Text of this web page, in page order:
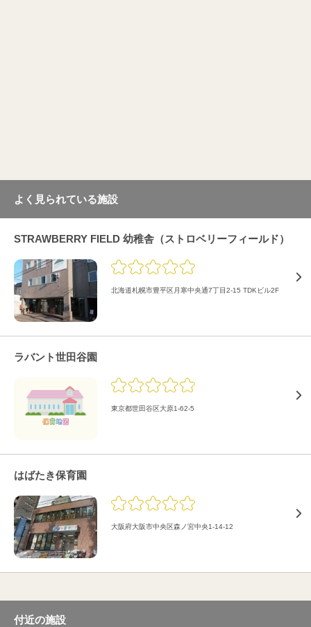
よく見られている施設
STRAWBERRY FIELD 幼稚舎（ストロベリーフィールド）
北海道札幌市豊平区月寒中央通7丁目2-15 TDKビル2F
ラバント世田谷園
東京都世田谷区大原1-62-5
はばたき保育園
大阪府大阪市中央区森ノ宮中央1-14-12
付近の施設